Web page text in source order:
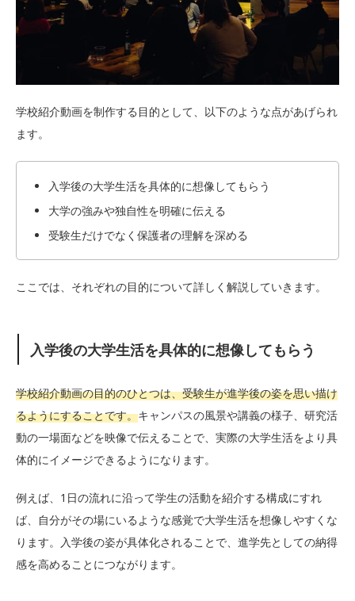
学校紹介動画を制作する目的として、以下のような点があげられ
ます。
入学後の大学生活を具体的に想像してもらう
大学の強みや独自性を明確に伝える
受験生だけでなく保護者の理解を深める
ここでは、それぞれの目的について詳しく解説していきます。
入学後の大学生活を具体的に想像してもらう
学校紹介動画の目的のひとつは、受験生が進学後の姿を思い描け
るようにすることです。キャンパスの風景や講義の様子、研究活
動の一場面などを映像で伝えることで、実際の大学生活をより具
体的にイメージできるようになります。
例えば、1日の流れに沿って学生の活動を紹介する構成にすれ
ば、自分がその場にいるような感覚で大学生活を想像しやすくな
ります。入学後の姿が具体化されることで、進学先としての納得
感を高めることにつながります。